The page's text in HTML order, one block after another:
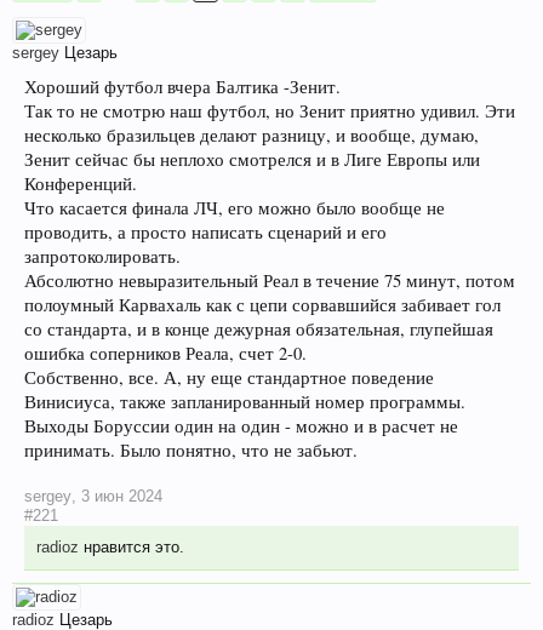
sergey Цезарь
Хороший футбол вчера Балтика -Зенит.
Так то не смотрю наш футбол, но Зенит приятно удивил. Эти
несколько бразильцев делают разницу, и вообще, думаю,
Зенит сейчас бы неплохо смотрелся и в Лиге Европы или
Конференций.
Что касается финала ЛЧ, его можно было вообще не
проводить, а просто написать сценарий и его
запротоколировать.
Абсолютно невыразительный Реал в течение 75 минут, потом
полоумный Карвахаль как с цепи сорвавшийся забивает гол
со стандарта, и в конце дежурная обязательная, глупейшая
ошибка соперников Реала, счет 2-0.
Собственно, все. А, ну еще стандартное поведение
Винисиуса, также запланированный номер программы.
Выходы Боруссии один на один - можно и в расчет не
принимать. Было понятно, что не забьют.
sergey, 3 июн 2024
#221
radioz нравится это.
radioz Цезарь